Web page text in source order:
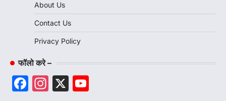
About Us
Contact Us
Privacy Policy
फॉलो करे –
Facebook
Instagram
X